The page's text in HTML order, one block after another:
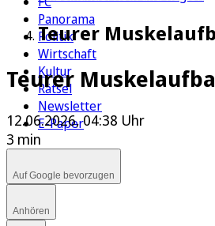
Panorama
Politik
Wirtschaft
Kultur
Rätsel
Newsletter
E-Paper
Teurer
Teurer
12.06.2026, 04:38 Uhr
3 min
Auf Google bevorzugen
Anhören